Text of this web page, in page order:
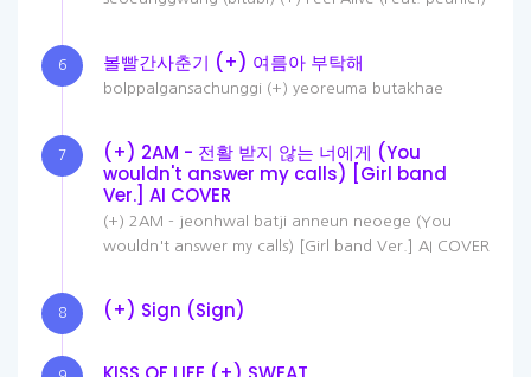
6 볼빨간사춘기 (+) 여름아 부탁해
bolppalgansachunggi (+) yeoreuma butakhae
7
(+) 2AM - 전활 받지 않는 너에게 (You
wouldn't answer my calls) [Girl band
Ver.] AI COVER
(+) 2AM - jeonhwal batji anneun neoege (You
wouldn't answer my calls) [Girl band Ver.] AI COVER
8 (+) Sign (Sign)